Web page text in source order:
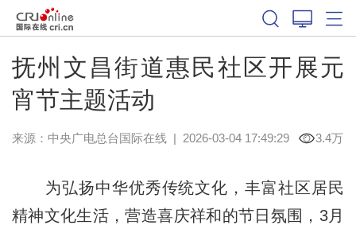
抚州文昌街道惠民社区开展元
宵节主题活动
来源：中央广电总台国际在线| 2026-03-04 17:49:29 3.4万
为弘扬中华优秀传统文化，丰富社区居民
精神文化生活，营造喜庆祥和的节日氛围，3月